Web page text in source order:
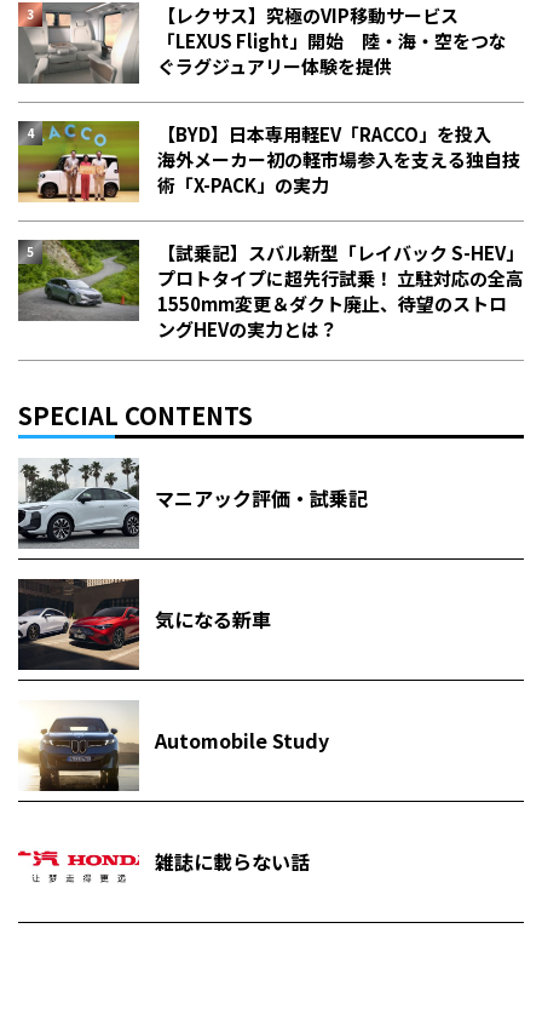
【レクサス】究極のVIP移動サービス
「LEXUS Flight」開始 陸・海・空をつな
ぐラグジュアリー体験を提供
【BYD】日本専用軽EV「RACCO」を投入
海外メーカー初の軽市場参入を支える独自技
術「X-PACK」の実力
【試乗記】スバル新型「レイバック S-HEV」
プロトタイプに超先行試乗！ 立駐対応の全高
1550mm変更＆ダクト廃止、待望のストロ
ングHEVの実力とは？
SPECIAL CONTENTS
マニアック評価・試乗記
気になる新車
Automobile Study
雑誌に載らない話